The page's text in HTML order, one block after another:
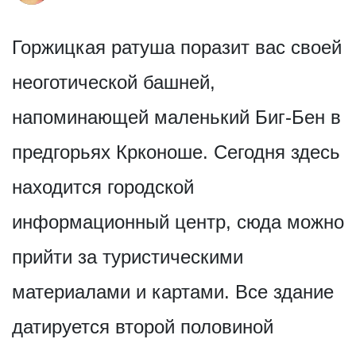
Горжицкая ратуша поразит вас своей
неоготической башней,
напоминающей маленький Биг-Бен в
предгорьях Крконоше. Сегодня здесь
находится городской
информационный центр, сюда можно
прийти за туристическими
материалами и картами. Все здание
датируется второй половиной